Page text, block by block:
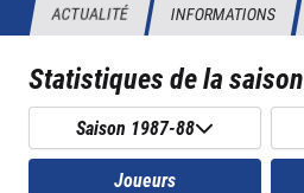
ACTUALITÉ INFORMATIONS
Statistiques de la saison
Saison 1987-88
Joueurs